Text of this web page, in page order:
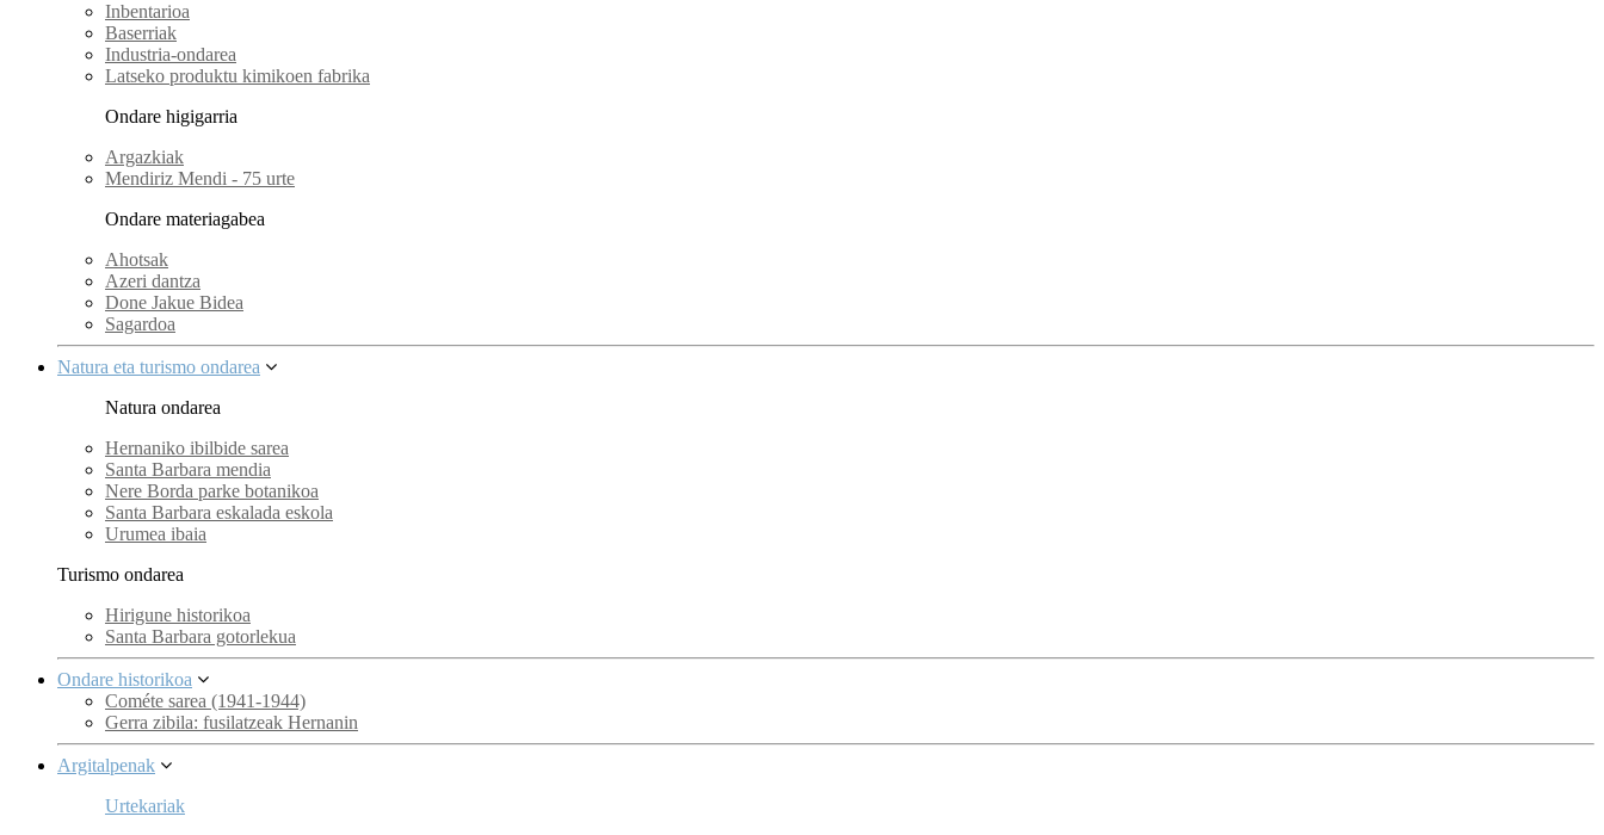
Inbentarioa
Baserriak
Industria-ondarea
Latseko produktu kimikoen fabrika
Ondare higigarria
Argazkiak
Mendiriz Mendi - 75 urte
Ondare materiagabea
Ahotsak
Azeri dantza
Done Jakue Bidea
Sagardoa
Natura eta turismo ondarea
Natura ondarea
Hernaniko ibilbide sarea
Santa Barbara mendia
Nere Borda parke botanikoa
Santa Barbara eskalada eskola
Urumea ibaia
Turismo ondarea
Hirigune historikoa
Santa Barbara gotorlekua
Ondare historikoa
Cométe sarea (1941-1944)
Gerra zibila: fusilatzeak Hernanin
Argitalpenak
Urtekariak